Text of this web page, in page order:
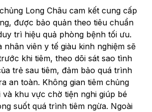
Long Châu cam kết cung cấp
được bảo quản theo tiêu chuẩn
trì hiệu quả phòng bệnh tối ưu.
nhân viên y tế giàu kinh nghiệm sẽ
khi tiêm, theo dõi sát sao tình
trẻ sau tiêm, đảm bảo quá trình
an toàn. Không gian tiêm chủng
và khu vực chờ tiện nghi giúp bé
suốt quá trình tiêm ngừa. Ngoài